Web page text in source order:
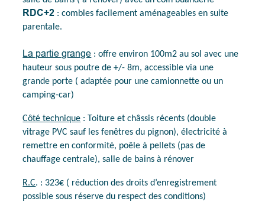
RDC+2 : combles facilement aménageables en suite
parentale.
La partie grange : offre environ 100m2 au sol avec une
hauteur sous poutre de +/- 8m, accessible via une
grande porte ( adaptée pour une camionnette ou un
camping-car)
Côté technique : Toiture et châssis récents (double
vitrage PVC sauf les fenêtres du pignon), électricité à
remettre en conformité, poêle à pellets (pas de
chauffage centrale), salle de bains à rénover
R.C. : 323€ ( réduction des droits d’enregistrement
possible sous réserve du respect des conditions)